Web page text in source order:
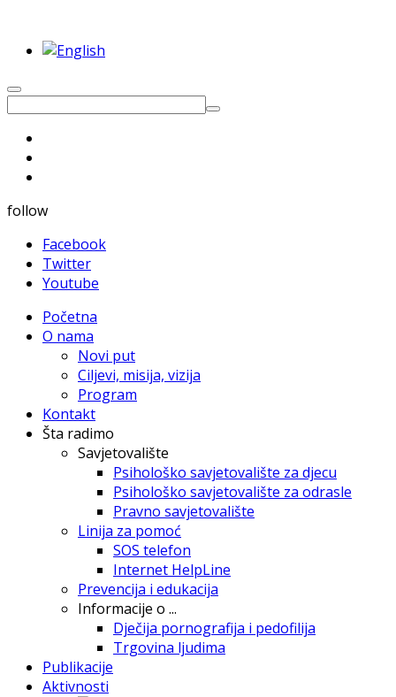
follow
Facebook
Twitter
Youtube
Početna
O nama
Novi put
Ciljevi, misija, vizija
Program
Kontakt
Šta radimo
Savjetovalište
Psihološko savjetovalište za djecu
Psihološko savjetovalište za odrasle
Pravno savjetovalište
Linija za pomoć
SOS telefon
Internet HelpLine
Prevencija i edukacija
Informacije o ...
Dječija pornografija i pedofilija
Trgovina ljudima
Publikacije
Aktivnosti